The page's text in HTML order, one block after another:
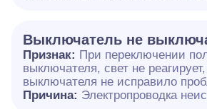
Выключатель не
Признак: При переключении
выключателя, свет не
выключателя не исправило
Причина: Электропроводка